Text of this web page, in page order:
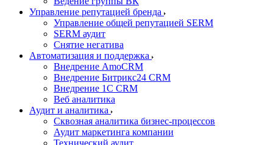
Управление репутацией бренда
Управление общей репутацией SERM
SERM аудит
Снятие негатива
Автоматизация и поддержка
Внедрение AmoCRM
Внедрение Битрикс24 CRM
Внедрение 1C CRM
Веб аналитика
Аудит и аналитика
Сквозная аналитика бизнес-процессов
Аудит маркетинга компании
Технический аудит